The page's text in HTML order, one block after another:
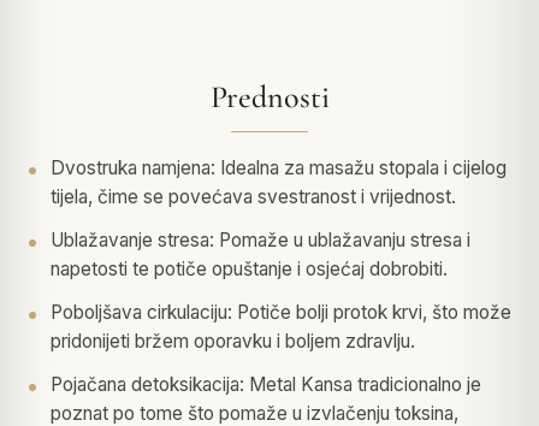
Prednosti
Dvostruka namjena: Idealna za masažu stopala i cijelog
tijela, čime se povećava svestranost i vrijednost.
Ublažavanje stresa: Pomaže u ublažavanju stresa i
napetosti te potiče opuštanje i osjećaj dobrobiti.
Poboljšava cirkulaciju: Potiče bolji protok krvi, što može
pridonijeti bržem oporavku i boljem zdravlju.
Pojačana detoksikacija: Metal Kansa tradicionalno je
poznat po tome što pomaže u izvlačenju toksina,